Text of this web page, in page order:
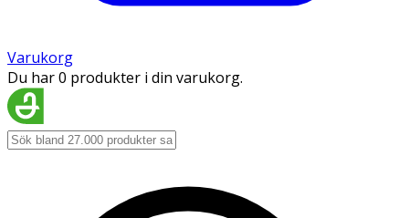
Varukorg
Du har 0 produkter i din varukorg.